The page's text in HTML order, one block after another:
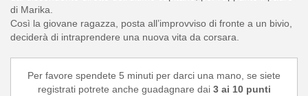
di Marika.
Così la giovane ragazza, posta all’improvviso di fronte a un bivio,
deciderà di intraprendere una nuova vita da corsara.
Per favore spendete 5 minuti per darci una mano, se siete
registrati potrete anche guadagnare dai 3 ai 10 punti